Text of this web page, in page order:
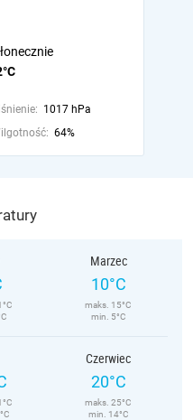
1017 hPa
64%
Marzec
10°C
maks. 15°C
min. 5°C
Czerwiec
20°C
maks. 25°C
min. 14°C